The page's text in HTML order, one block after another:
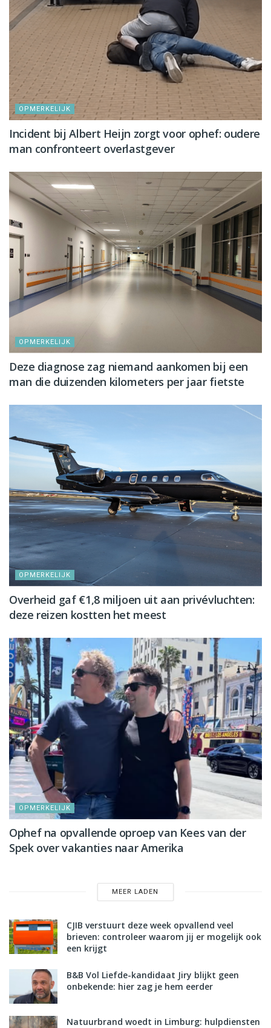
OPMERKELIJK
Incident bij Albert Heijn zorgt voor ophef: oudere
man confronteert overlastgever
OPMERKELIJK
Deze diagnose zag niemand aankomen bij een
man die duizenden kilometers per jaar fietste
OPMERKELIJK
Overheid gaf €1,8 miljoen uit aan privévluchten:
deze reizen kostten het meest
OPMERKELIJK
Ophef na opvallende oproep van Kees van der
Spek over vakanties naar Amerika
MEER LADEN
CJIB verstuurt deze week opvallend veel
brieven: controleer waarom jij er mogelijk ook
een krijgt
B&B Vol Liefde-kandidaat Jiry blijkt geen
onbekende: hier zag je hem eerder
Natuurbrand woedt in Limburg: hulpdiensten